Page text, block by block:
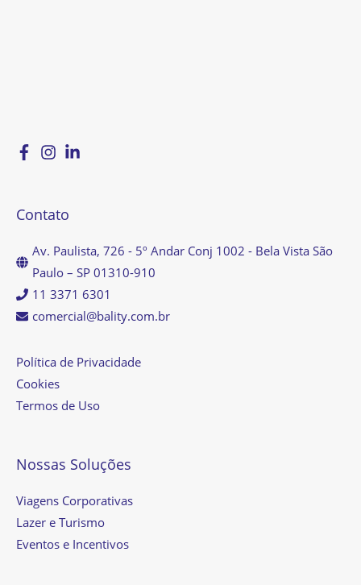
Contato
Av. Paulista, 726 - 5º Andar Conj 1002 - Bela Vista São
Paulo – SP 01310-910
11 3371 6301
comercial@bality.com.br
Política de Privacidade
Cookies
Termos de Uso
Nossas Soluções
Viagens Corporativas
Lazer e Turismo
Eventos e Incentivos